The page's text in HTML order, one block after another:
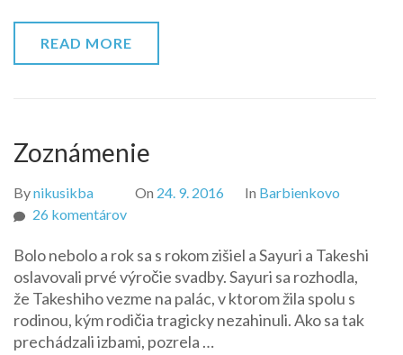
READ MORE
Zoznámenie
Bynikusikba On 24. 9. 2016 In Barbienkovo
26 komentárovna
Bolo nebolo a rok sa s rokom zišiel a Sayuri a Takeshi
oslavovali prvé výročie svadby. Sayuri sa rozhodla,
že Takeshiho vezme na palác, v ktorom žila spolu s
rodinou, kým rodičia tragicky nezahinuli. Ako sa tak
prechádzali izbami, pozrela …